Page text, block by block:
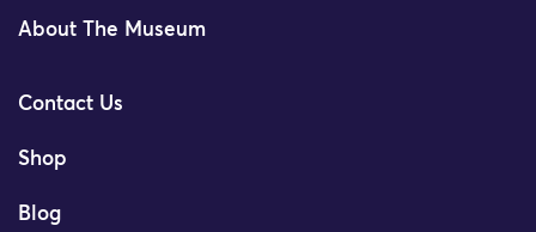
About The Museum
Contact Us
Shop
Blog